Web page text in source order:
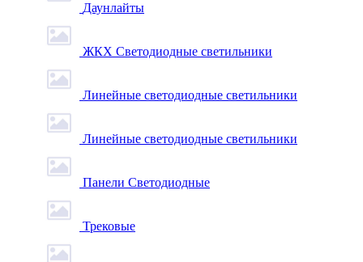
Даунлайты
ЖКХ Светодиодные светильники
Линейные светодиодные светильники
Линейные светодиодные светильники
Панели Светодиодные
Трековые